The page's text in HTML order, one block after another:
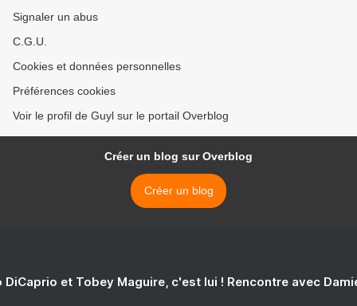
Signaler un abus
C.G.U.
Cookies et données personnelles
Préférences cookies
Voir le profil de Guyl sur le portail Overblog
Créer un blog sur Overblog
Créer un blog
DiCaprio et Tobey Maguire, c'est lui ! Rencontre avec